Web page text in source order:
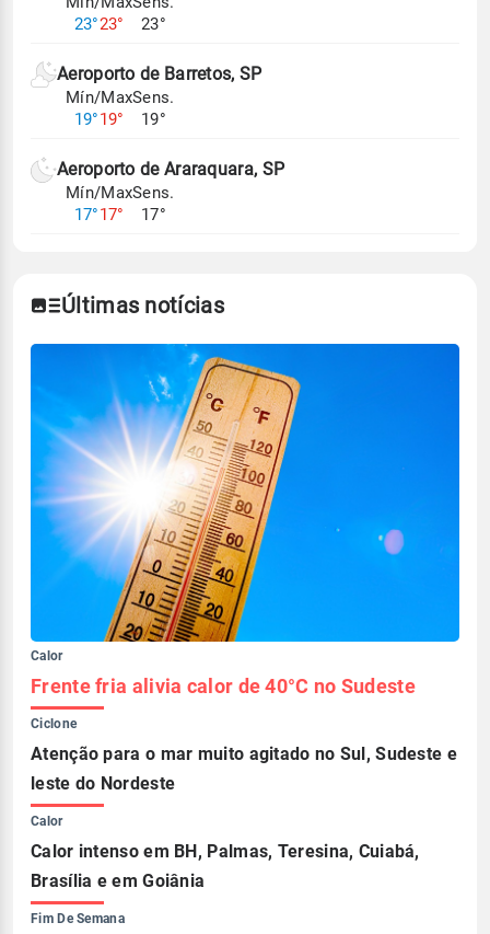
23°23°
23°
Aeroporto de Barretos, SP
Mín/Max
19°19°
Sens.
19°
Aeroporto de Araraquara, SP
Mín/Max
17°17°
Sens.
17°
Últimas notícias
Calor
Frente fria alivia calor de 40°C no Sudeste
Ciclone
Atenção para o mar muito agitado no Sul, Sudeste e
leste do Nordeste
Calor
Calor intenso em BH, Palmas, Teresina, Cuiabá,
Brasília e em Goiânia
Fim De Semana